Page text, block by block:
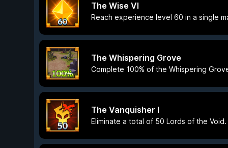
The Wise VI
Reach experience level 60 in a single
The Whispering Grove
Complete 100% of the Whispering
The Vanquisher I
Eliminate a total of 50 Lords of the Void.